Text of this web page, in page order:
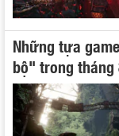
Những tựa
bộ" trong